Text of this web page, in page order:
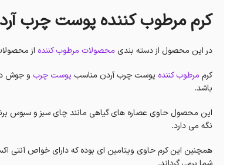
کرم مرطوب کننده پوست چرب
در این محصول از دسته بندی محصولات مرطوب کننده از
کرم مرطوب کننده پوست چرب آردن مناسب پوست چرب و جوش
باشد.
این محصول حاوی عصاره های گیاهی مانند چای سبز و سبوس
نگه می دارد.
همچنین این کرم حاوی ویتامین ای بوده که دارای خواص